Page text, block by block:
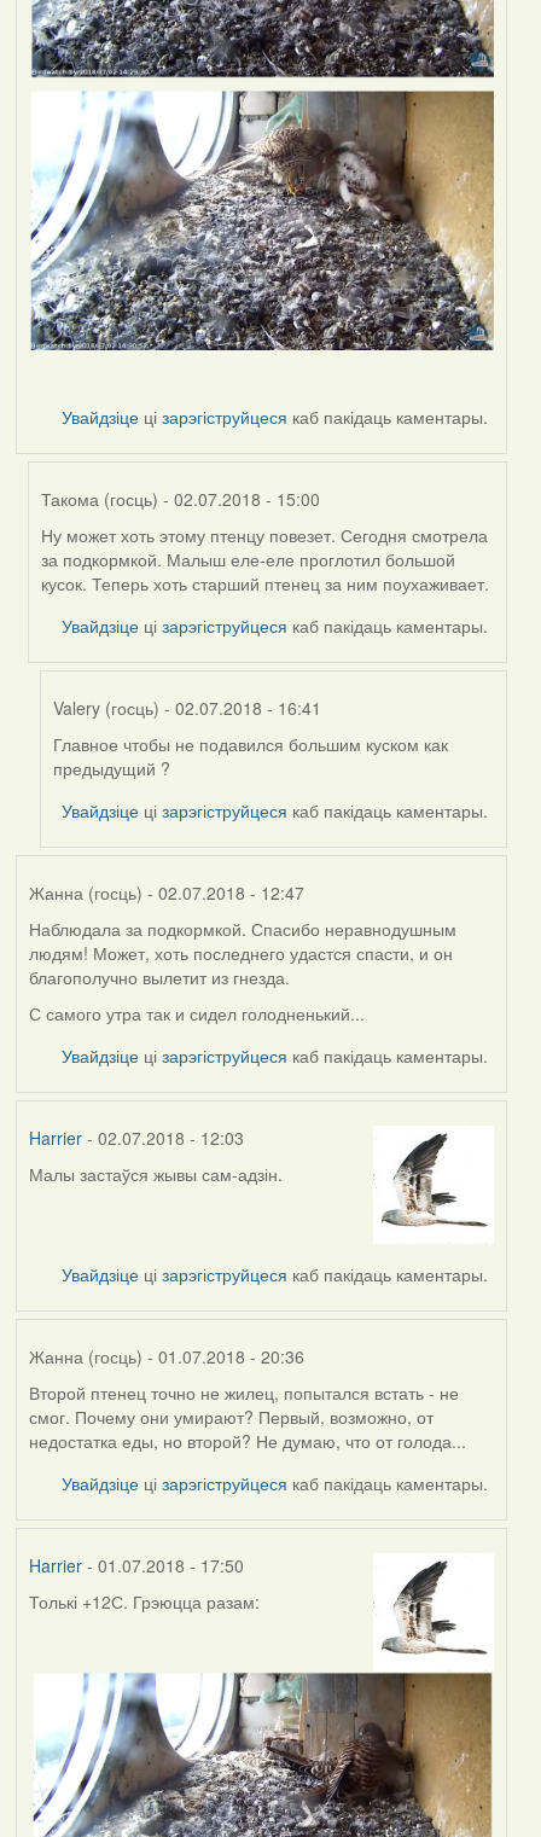
Увайдзіце цізарэгіструйцеся каб пакідаць каментары.
Такома (госць) - 02.07.2018 - 15:00
In
reply
to
Ну может хоть этому птенцу повезет. Сегодня смотрела
за подкормкой. Малыш еле-еле проглотил большой
кусок. Теперь хоть старший птенец за ним поухаживает.
Увайдзіце цізарэгіструйцеся каб пакідаць каментары.
Valery (госць) - 02.07.2018 - 16:41
In
reply
to
Такома
Главное чтобы не подавился большим куском как
предыдущий ?
Увайдзіце цізарэгіструйцеся каб пакідаць каментары.
Жанна (госць) - 02.07.2018 - 12:47
Наблюдала за подкормкой. Спасибо неравнодушным
людям! Может, хоть последнего удастся спасти, и он
благополучно вылетит из гнезда.
С самого утра так и сидел голодненький...
Увайдзіце цізарэгіструйцеся каб пакідаць каментары.
Harrier- 02.07.2018 - 12:03
Малы застаўся жывы сам-адзін.
Увайдзіце цізарэгіструйцеся каб пакідаць каментары.
Жанна (госць) - 01.07.2018 - 20:36
Второй птенец точно не жилец, попытался встать - не
смог. Почему они умирают? Первый, возможно, от
недостатка еды, но второй? Не думаю, что от голода...
Увайдзіце цізарэгіструйцеся каб пакідаць каментары.
Harrier- 01.07.2018 - 17:50
Толькі +12С. Грэюцца разам: